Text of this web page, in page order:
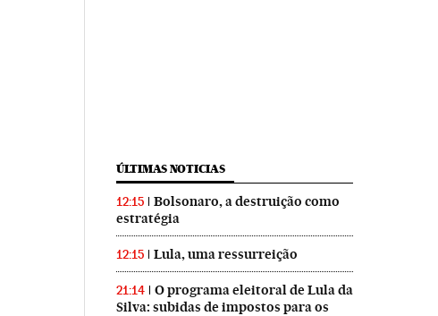
ÚLTIMAS NOTICIAS
12:15
Bolsonaro, a destruição como
estratégia
12:15 Lula, uma ressurreição
21:14
O programa eleitoral de Lula da
Silva: subidas de impostos para os